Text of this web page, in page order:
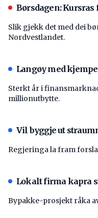
Børsdagen:
Slik gjekk det med dei
Nordvestlandet.
Langøy med
Sterkt år i
millionutbytte.
Vil byggje ut
Regjeringa la fram
Lokalt firma kapra
Bypakke-prosjekt råka